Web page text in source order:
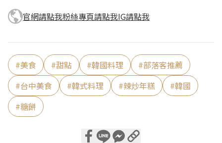
官網請點我粉絲專頁請點我IG請點我
#美食 #甜點 #韓國料理 #部落客推薦
#台中美食 #韓式料理 #辣炒年糕 #韓國
#糖餅